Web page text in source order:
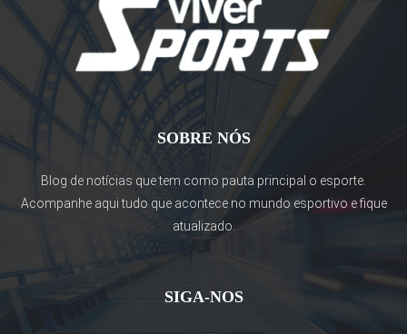
SOBRE NÓS
Blog de notícias que tem como pauta principal o esporte.
Acompanhe aqui tudo que acontece no mundo esportivo e fique
atualizado.
SIGA-NOS